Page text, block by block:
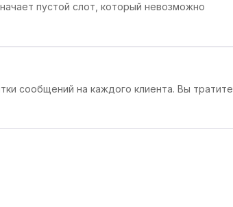
пустой слот, который невозможно
сообщений на каждого клиента. Вы тратите